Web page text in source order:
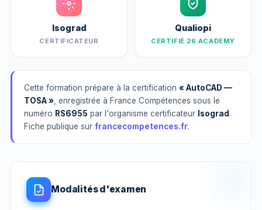
Isograd
CERTIFICATEUR
Qualiopi
CERTIFIÉ 26 ACADEMY
Cette formation prépare à la certification « AutoCAD —
TOSA » , enregistrée à France Compétences sous le
numéro RS6955 par l'organisme certificateur Isograd .
Fiche publique sur francecompetences.fr.
Modalités d'examen